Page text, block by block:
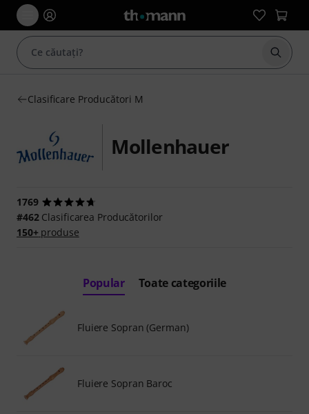
Clasificare Producători M
Mollenhauer
1769
#462Clasificarea Producătorilor
150+produse
Popular Toate categoriile
Fluiere Sopran (German)
Fluiere Sopran Baroc